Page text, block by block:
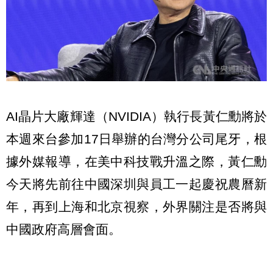
AI晶片大廠輝達（NVIDIA）執行長黃仁勳將於
本週來台參加17日舉辦的台灣分公司尾牙，根
據外媒報導，在美中科技戰升溫之際，黃仁勳
今天將先前往中國深圳與員工一起慶祝農曆新
年，再到上海和北京視察，外界關注是否將與
中國政府高層會面。